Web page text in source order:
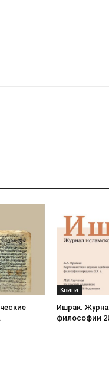
Книги
Ишрак.
философии